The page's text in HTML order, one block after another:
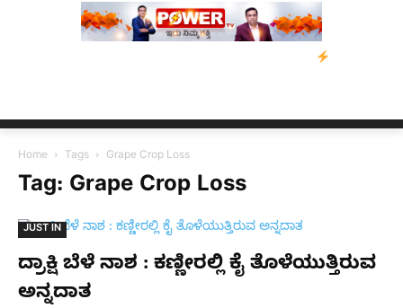
ಬೀರೇನ್
Home Tags Grape Crop Loss
Tag: Grape Crop Loss
JUST IN
ದ್ರಾಕ್ಷಿ ಬೆಳೆ ನಾಶ : ಕಣ್ಣೀರಲ್ಲಿ ಕೈ ತೊಳೆಯುತ್ತಿರುವ
ಅನ್ನದಾತ